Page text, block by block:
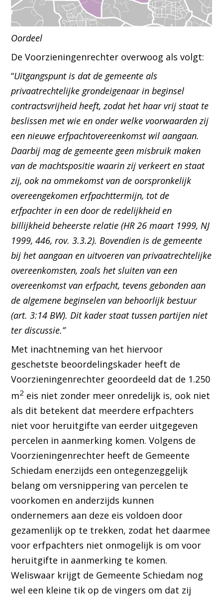
Oordeel
De Voorzieningenrechter overwoog als volgt:
“Uitgangspunt is dat de gemeente als
privaatrechtelijke grondeigenaar in beginsel
contractsvrijheid heeft, zodat het haar vrij staat te
beslissen met wie en onder welke voorwaarden zij
een nieuwe erfpachtovereenkomst wil aangaan.
Daarbij mag de gemeente geen misbruik maken
van de machtspositie waarin zij verkeert en staat
zij, ook na ommekomst van de oorspronkelijk
overeengekomen erfpachttermijn, tot de
erfpachter in een door de redelijkheid en
billijkheid beheerste relatie (HR 26 maart 1999, NJ
1999, 446, rov. 3.3.2). Bovendien is de gemeente
bij het aangaan en uitvoeren van privaatrechtelijke
overeenkomsten, zoals het sluiten van een
overeenkomst van erfpacht, tevens gebonden aan
de algemene beginselen van behoorlijk bestuur
(art. 3:14 BW). Dit kader staat tussen partijen niet
ter discussie.”
Met inachtneming van het hiervoor
geschetste beoordelingskader heeft de
Voorzieningenrechter geoordeeld dat de 1.250
m2 eis niet zonder meer onredelijk is, ook niet
als dit betekent dat meerdere erfpachters
niet voor heruitgifte van eerder uitgegeven
percelen in aanmerking komen. Volgens de
Voorzieningenrechter heeft de Gemeente
Schiedam enerzijds een ontegenzeggelijk
belang om versnippering van percelen te
voorkomen en anderzijds kunnen
ondernemers aan deze eis voldoen door
gezamenlijk op te trekken, zodat het daarmee
voor erfpachters niet onmogelijk is om voor
heruitgifte in aanmerking te komen.
Weliswaar krijgt de Gemeente Schiedam nog
wel een kleine tik op de vingers om dat zij